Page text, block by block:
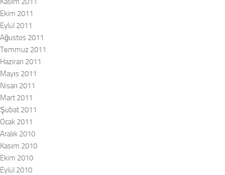
Ekim 2011
Eylül 2011
Ağustos 2011
Temmuz 2011
Haziran 2011
Mayıs 2011
Nisan 2011
Mart 2011
Şubat 2011
Ocak 2011
Aralık 2010
Kasım 2010
Ekim 2010
Eylül 2010